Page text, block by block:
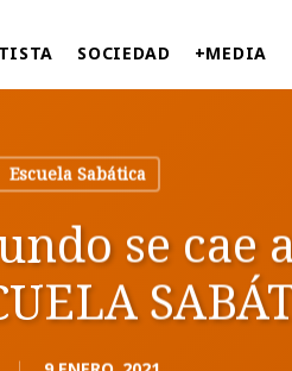
SOCIEDAD +MEDIA
Escuela Sabática
se cae